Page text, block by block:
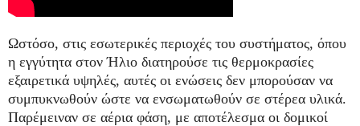
Ωστόσο, στις εσωτερικές περιοχές του συστήματος, όπου
η εγγύτητα στον Ήλιο διατηρούσε τις θερμοκρασίες
εξαιρετικά υψηλές, αυτές οι ενώσεις δεν μπορούσαν να
συμπυκνωθούν ώστε να ενσωματωθούν σε στέρεα υλικά.
Παρέμειναν σε αέρια φάση, με αποτέλεσμα οι δομικοί